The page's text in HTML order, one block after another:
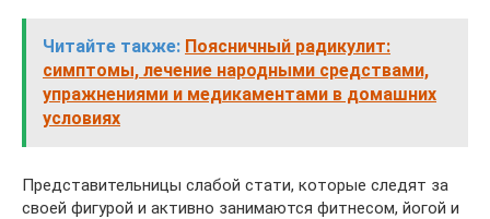
Читайте также: Поясничный радикулит:
симптомы, лечение народными средствами,
упражнениями и медикаментами в домашних
условиях
Представительницы слабой стати, которые следят за
своей фигурой и активно занимаются фитнесом, йогой и